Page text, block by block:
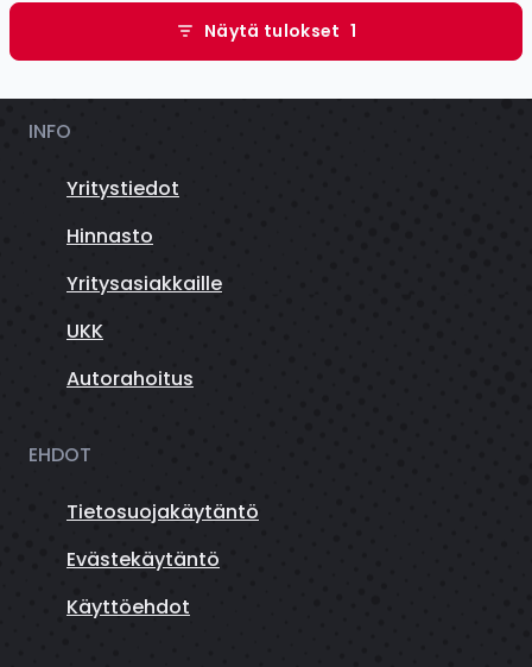
Näytä tulokset 1
INFO
Yritystiedot
Hinnasto
Yritysasiakkaille
UKK
Autorahoitus
EHDOT
Tietosuojakäytäntö
Evästekäytäntö
Käyttöehdot